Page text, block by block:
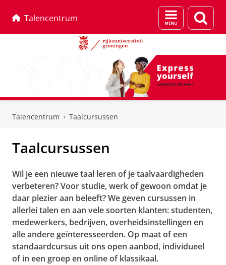
Talencentrum
Menu
en
Talencentrum Taalcursussen
Taalcursussen
Wil je een nieuwe taal leren of je taalvaardigheden
verbeteren? Voor studie, werk of gewoon omdat je
daar plezier aan beleeft? We geven cursussen in
allerlei talen en aan vele soorten klanten: studenten,
medewerkers, bedrijven, overheidsinstellingen en
alle andere geïnteresseerden. Op maat of een
standaardcursus uit ons open aanbod, individueel
of in een groep en online of klassikaal.